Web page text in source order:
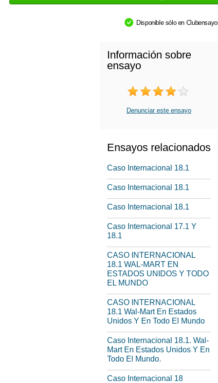
Disponible sólo en
Información sobre
ensayo
Denunciar este ensayo
Ensayos relacionados
Caso Internacional 18.1
Caso Internacional 18.1
Caso Internacional 18.1
Caso Internacional 17.1 Y
18.1
CASO INTERNACIONAL
18.1 WAL-MART EN
ESTADOS UNIDOS Y TODO
EL MUNDO
CASO INTERNACIONAL
18.1 Wal-Mart En Estados
Unidos Y En Todo El Mundo
Caso Internacional 18.1. Wal-
Mart En Estados Unidos Y En
Todo El Mundo.
Caso Internacional 18